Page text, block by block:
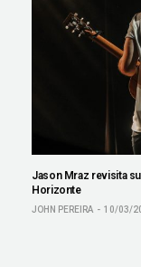
Jason Mraz revisita
Horizonte
JOHN PEREIRA 10/03/